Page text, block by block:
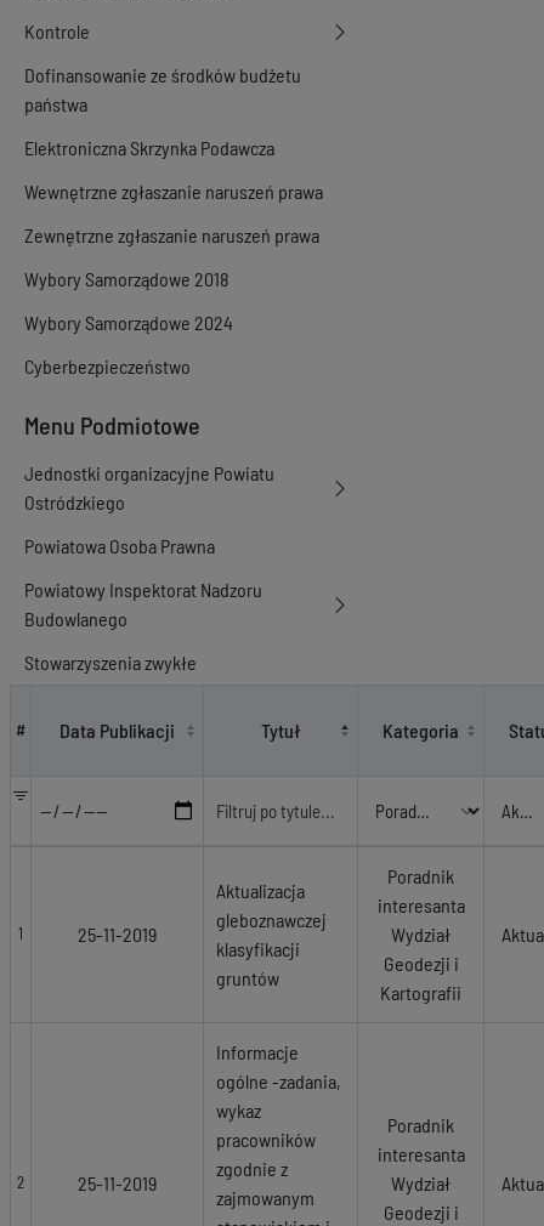
Kontrole
Dofinansowanie ze środków budżetu
państwa
Elektroniczna Skrzynka Podawcza
Wewnętrzne zgłaszanie naruszeń prawa
Zewnętrzne zgłaszanie naruszeń prawa
Wybory Samorządowe 2018
Wybory Samorządowe 2024
Cyberbezpieczeństwo
Menu Podmiotowe
Jednostki organizacyjne Powiatu
Ostródzkiego
Powiatowa Osoba Prawna
Powiatowy Inspektorat Nadzoru
Budowlanego
Stowarzyszenia zwykłe
# Data Publikacji Tytuł Kategoria
1 25-11-2019
Aktualizacja
gleboznawczej
klasyfikacji
gruntów
Poradnik
interesanta
Wydział
Geodezji i
Kartografii
2 25-11-2019
Informacje
ogólne -zadania,
wykaz
pracowników
zgodnie z
zajmowanym
Poradnik
interesanta
Wydział
Geodezji i